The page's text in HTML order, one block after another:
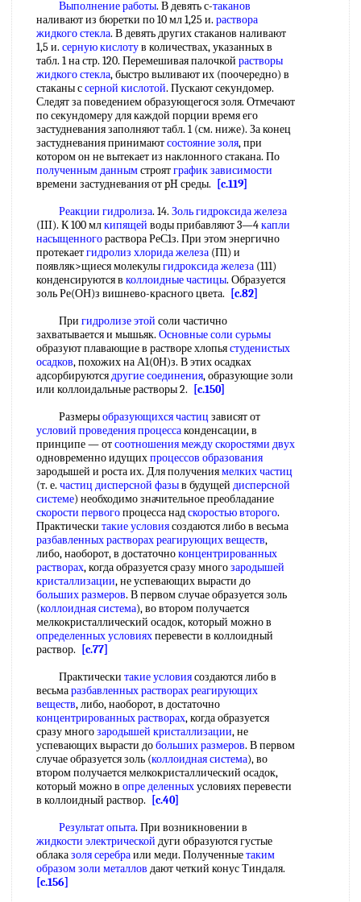
Выполнение работы. В девять с-таканов
наливают из бюретки по 10 мл 1,25 и. раствора
жидкого стекла. В девять других стаканов наливают
1,5 и. серную кислотув количествах, указанных в
табл. 1 на стр. 120. Перемешивая палочкой растворы
жидкого стекла, быстро выливают их (поочередно) в
стаканы ссерной кислотой. Пускают секундомер.
Следят за поведением образующегося золя. Отмечают
по секундомеру для каждой порции время его
застудневания заполняют табл. 1 (см. ниже). За конец
застудневания принимаютсостояние золя, при
котором он не вытекает из наклонного стакана. По
полученным даннымстроятграфик зависимости
времени застудневания от pH среды.
[c.119]
Реакции гидролиза. 14. Золь гидроксида железа
(III). К 100 млкипящей воды прибавляют 3—4капли
насыщенногораствора РеС1з. При этом энергично
протекаетгидролиз хлорида железа (П1) и
появляк>щиеся молекулыгидроксида железа (111)
конденсируются в коллоидные частицы. Образуется
золь Ре(ОН)з вишнево-красного цвета.
[c.82]
При гидролизе этой соли частично
захватывается и мышьяк. Основные соли сурьмы
образуют плавающие в растворе хлопьястуденистых
осадков, похожих на А1(0Н)з. В этих осадках
адсорбируютсядругие соединения, образующие золи
или коллоидальные растворы 2.
[c.150]
Размерыобразующихся частиц зависят от
условий проведения процессаконденсации, в
принципе — отсоотношения между скоростями двух
одновременно идущихпроцессов образования
зародышей и роста их. Для получениямелких частиц
(т. е. частиц дисперсной фазыв будущей дисперсной
системе) необходимо значительное преобладание
скорости первогопроцесса надскоростью второго.
Практически такие условиясоздаются либо в весьма
разбавленных растворахреагирующих веществ,
либо, наоборот, в достаточноконцентрированных
растворах, когда образуется сразу многозародышей
кристаллизации, не успевающих вырасти до
больших размеров. В первом случае образуется золь
(коллоидная система), во втором получается
мелкокристаллический осадок, который можно в
определенных условияхперевести в коллоидный
раствор.
[c.77]
Практически такие условиясоздаются либо в
весьмаразбавленных растворахреагирующих
веществ, либо, наоборот, в достаточно
концентрированных растворах, когда образуется
сразу многозародышей кристаллизации, не
успевающих вырасти добольших размеров. В первом
случае образуется золь (коллоидная система), во
втором получается мелкокристаллический осадок,
который можно в опре деленныхусловиях перевести
в коллоидный раствор.
[c.40]
Результат опыта. При возникновении в
жидкости электрической дуги образуются густые
облаказоля серебраили меди. Полученныетаким
образомзоли металлов дают четкий конус Тиндаля.
[c.156]